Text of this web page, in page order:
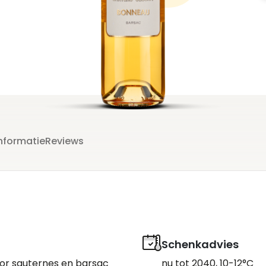
Reviews
Schenkadvies